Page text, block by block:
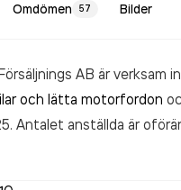
Omdömen 57 Bilder
AB är verksam
och lätta motorfordon
Antalet anställda är